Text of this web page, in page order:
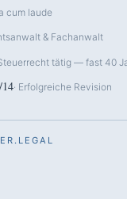
cum laude
& Fachanwalt
tätig — fast 40
· Erfolgreiche Revision